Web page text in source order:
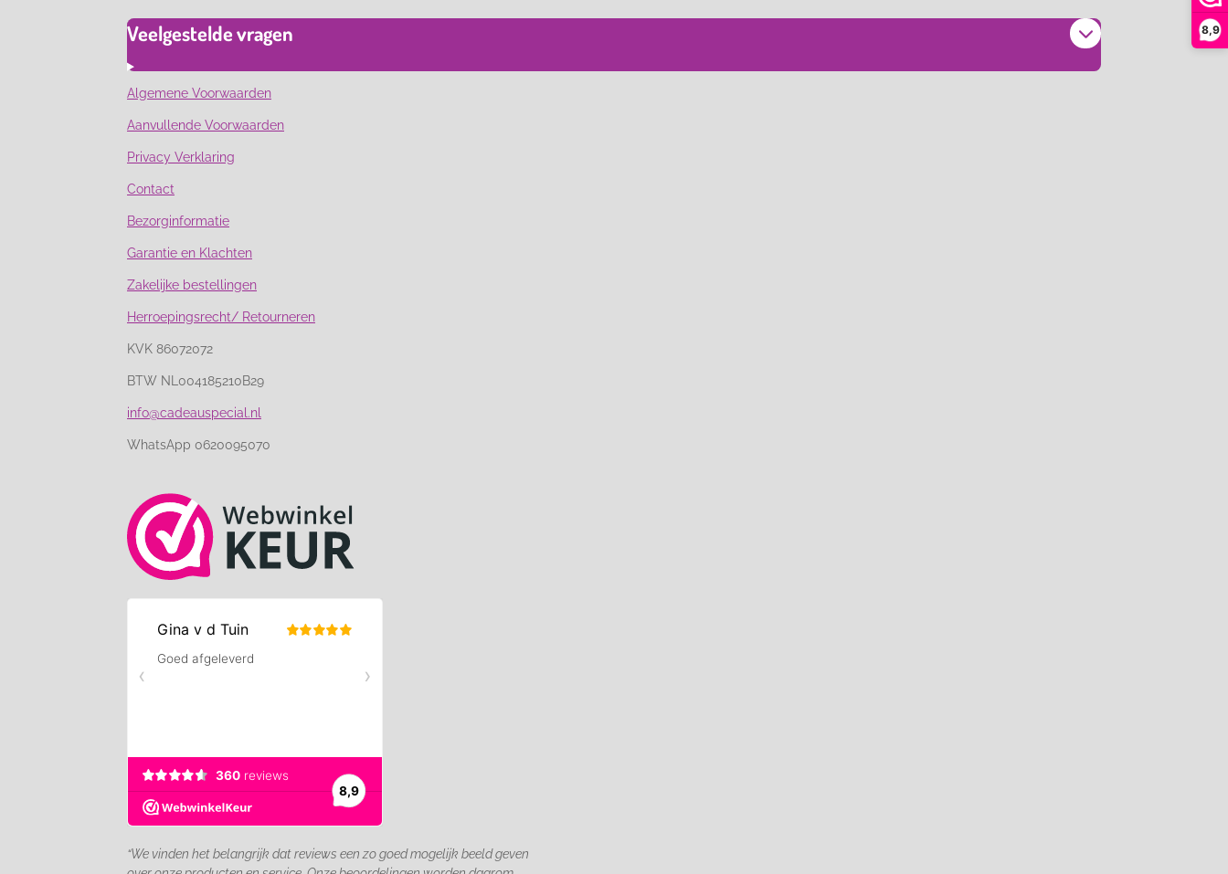
8,9
Veelgestelde vragen
Algemene Voorwaarden
Aanvullende Voorwaarden
Privacy Verklaring
Contact
Bezorginformatie
Garantie en Klachten
Zakelijke bestellingen
Herroepingsrecht/ Retourneren
KVK 86072072
BTW NL004185210B29
info@cadeauspecial.nl
WhatsApp 0620095070
“We vinden het belangrijk dat reviews een zo goed mogelijk beeld geven